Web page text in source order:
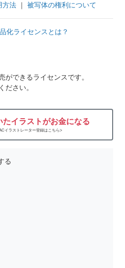
方法 ｜ 被写体の権利について
化ライセンスとは？
ができるライセンスです。
ださい。
たイラストがお金になる
イラストレーター登録はこちら>
る